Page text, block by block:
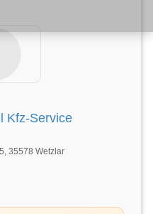
Kfz-Service
35578 Wetzlar